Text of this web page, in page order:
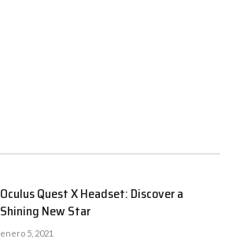
Oculus Quest X Headset: Discover a
Shining New Star
enero 5, 2021